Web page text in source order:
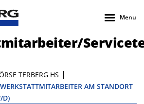
Menu
TERBERG HS |
AM STANDORT
D)